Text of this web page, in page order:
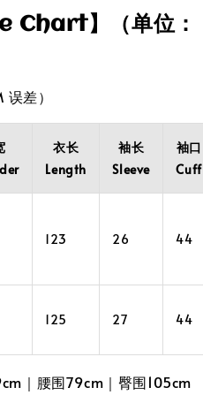
Chart】（单位：
差）
衣长
Length
袖长
Sleeve
袖口
Cuff
123 26 44
125 27 44
｜腰围79cm｜臀围105cm